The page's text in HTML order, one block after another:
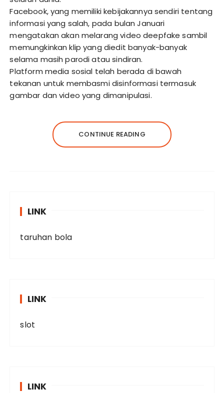
Facebook, yang memiliki kebijakannya sendiri tentang
informasi yang salah, pada bulan Januari
mengatakan akan melarang video deepfake sambil
memungkinkan klip yang diedit banyak-banyak
selama masih parodi atau sindiran.
Platform media sosial telah berada di bawah
tekanan untuk membasmi disinformasi termasuk
gambar dan video yang dimanipulasi.
CONTINUE READING
LINK
taruhan bola
LINK
slot
LINK